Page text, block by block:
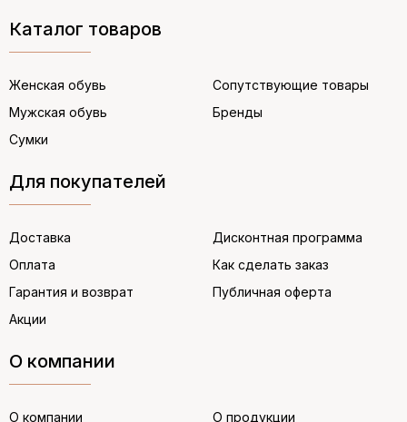
Каталог товаров
Женская обувь
Мужская обувь
Сумки
Сопутствующие товары
Бренды
Для покупателей
Доставка
Оплата
Гарантия и возврат
Акции
Дисконтная программа
Как сделать заказ
Публичная оферта
О компании
О компании О продукции